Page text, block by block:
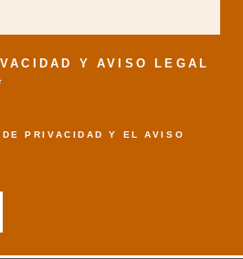
Y AVISO LEGAL
PRIVACIDAD Y ELAVISO